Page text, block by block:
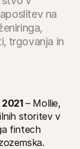
Sprejemanje &
Preprečite goljufije
konverzijo
Za
na
trgovanja in
– Mollie‚
storitev v
fintech